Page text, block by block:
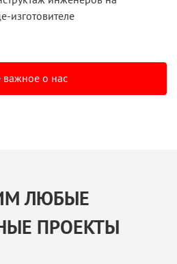
изготовителе
о нас
ЛЮБЫЕ
ПРОЕКТЫ